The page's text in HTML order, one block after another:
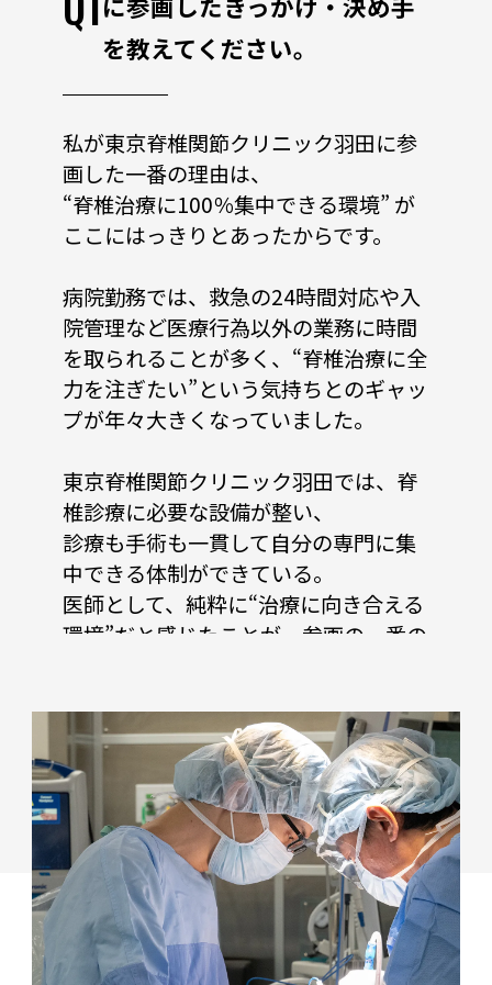
を教えてください。
私が東京脊椎関節クリニック羽田に参
画した一番の理由は、
“脊椎治療に100％集中できる環境” が
ここにはっきりとあったからです。
病院勤務では、救急の24時間対応や入
院管理など医療行為以外の業務に時間
を取られることが多く、“脊椎治療に全
力を注ぎたい”という気持ちとのギャッ
プが年々大きくなっていました。
東京脊椎関節クリニック羽田では、脊
椎診療に必要な設備が整い、
診療も手術も一貫して自分の専門に集
中できる体制ができている。
医師として、純粋に“治療に向き合える
環境”だと感じたことが、参画の一番の